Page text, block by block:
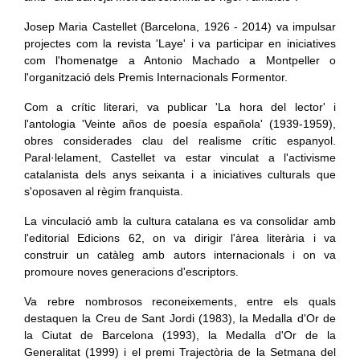
Josep Maria Castellet (Barcelona, 1926 - 2014) va impulsar
projectes com la revista 'Laye' i va participar en iniciatives
com l'homenatge a Antonio Machado a Montpeller o
l'organització dels Premis Internacionals Formentor.
Com a crític literari, va publicar 'La hora del lector' i
l'antologia 'Veinte años de poesía española' (1939-1959),
obres considerades clau del realisme crític espanyol.
Paral·lelament, Castellet va estar vinculat a l'activisme
catalanista dels anys seixanta i a iniciatives culturals que
s'oposaven al règim franquista.
La vinculació amb la cultura catalana es va consolidar amb
l'editorial Edicions 62, on va dirigir l'àrea literària i va
construir un catàleg amb autors internacionals i on va
promoure noves generacions d'escriptors.
Va rebre nombrosos reconeixements, entre els quals
destaquen la Creu de Sant Jordi (1983), la Medalla d'Or de
la Ciutat de Barcelona (1993), la Medalla d'Or de la
Generalitat (1999) i el premi Trajectòria de la Setmana del